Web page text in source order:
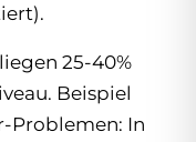
25-40%
Beispiel
Problemen: In